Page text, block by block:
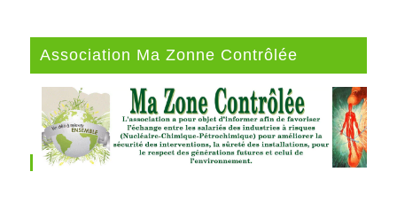
Association Ma Zonne Contrôlée